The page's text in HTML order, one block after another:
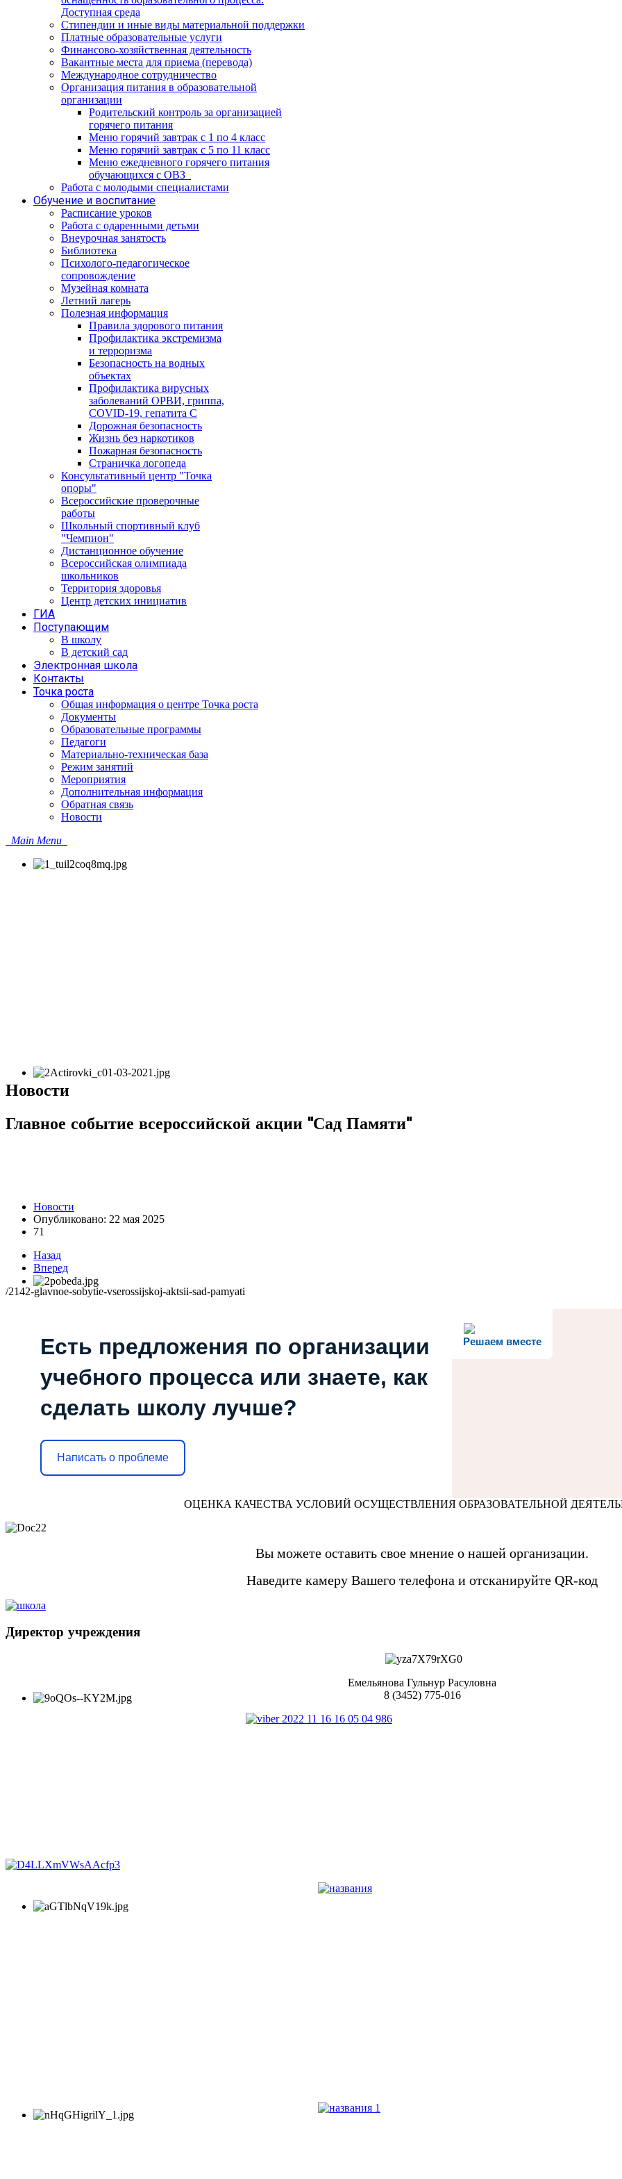
Доступная среда
Стипендии и иные виды материальной поддержки
Платные образовательные услуги
Финансово-хозяйственная деятельность
Вакантные места для приема (перевода)
Международное сотрудничество
Организация питания в образовательной
организации
Родительский контроль за организацией
горячего питания
Меню горячий завтрак с 1 по 4 класс
Меню горячий завтрак с 5 по 11 класс
Меню ежедневного горячего питания
обучающихся с ОВЗ
Работа с молодыми специалистами
Обучение и воспитание
Расписание уроков
Работа с одаренными детьми
Внеурочная занятость
Библиотека
Психолого-педагогическое
сопровождение
Музейная комната
Летний лагерь
Полезная информация
Правила здорового питания
Профилактика экстремизма
и терроризма
Безопасность на водных
объектах
Профилактика вирусных
заболеваний ОРВИ, гриппа,
COVID-19, гепатита С
Дорожная безопасность
Жизнь без наркотиков
Пожарная безопасность
Страничка логопеда
Консультативный центр "Точка
опоры"
Всероссийские проверочные
работы
Школьный спортивный клуб
"Чемпион"
Дистанционное обучение
Всероссийская олимпиада
школьников
Территория здоровья
Центр детских инициатив
ГИА
Поступающим
В школу
В детский сад
Электронная школа
Контакты
Точка роста
Общая информация о центре Точка роста
Документы
Образовательные программы
Педагоги
Материально-техническая база
Режим занятий
Мероприятия
Дополнительная информация
Обратная связь
Новости
Main Menu
Новости
Главное событие всероссийской акции "Сад Памяти"
Новости
Опубликовано: 22 мая 2025
71
Назад
Вперед
/2142-glavnoe-sobytie-vserossijskoj-aktsii-sad-pamyati
Решаем вместе
Есть предложения по организации
учебного процесса или знаете, как
сделать школу лучше?
Написать о проблеме
ОЦЕНКА КАЧЕСТВА УСЛОВИЙ ОСУЩЕСТВЛЕНИЯ ОБРАЗОВАТЕЛЬНОЙ
Вы можете оставить свое мнение о нашей организации.
Наведите камеру Вашего телефона и отсканируйте QR-код
Директор учреждения
Емельянова Гульнур Расуловна
8 (3452) 775-016